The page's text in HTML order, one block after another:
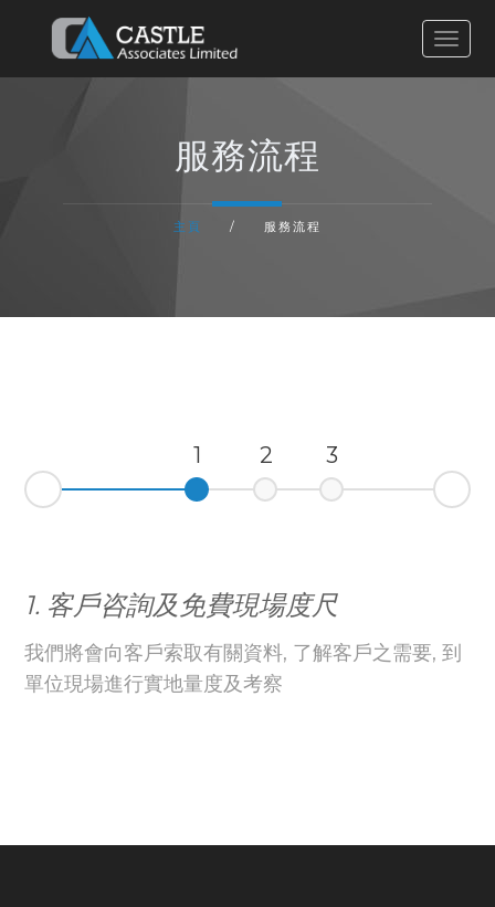
主頁
服務流程
主頁 / 服務流程
1 2 3
1. 客戶咨詢及免費現場度尺
我們將會向客戶索取有關資料, 了解客戶之需要, 到
單位現場進行實地量度及考察